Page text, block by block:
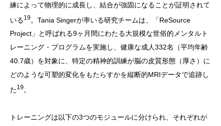
練によって物理的に成長し、結合が強固になることが証明されて
いる19
。Tania Singerが率いる研究チームは、「ReSource
Project」と呼ばれる9ヶ月間にわたる大規模な世俗的メンタルト
レーニング・プログラムを実施し、健康な成人332名（平均年齢
40.7歳）を対象に、特定の精神的訓練が脳の皮質形態（厚さ）に
どのような可塑的変化をもたらすかを縦断的MRIデータで追跡し
た19。
トレーニングは以下の3つのモジュールに分けられ、それぞれが